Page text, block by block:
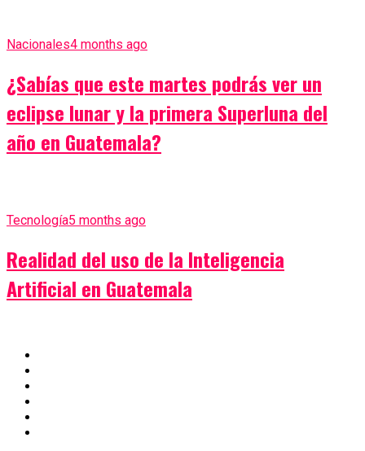
Nacionales4 months ago
¿Sabías que este martes podrás ver un
eclipse lunar y la primera Superluna del
año en Guatemala?
Tecnología5 months ago
Realidad del uso de la Inteligencia
Artificial en Guatemala